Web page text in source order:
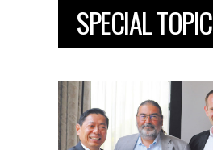
SPECIAL TOPIC